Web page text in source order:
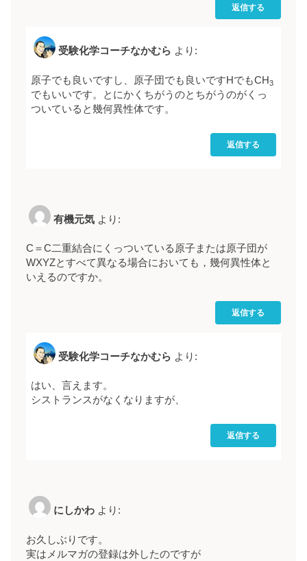
返信する
受験化学コーチなかむら より:
原子でも良いですし、原子団でも良いですHでもCH3
でもいいです。とにかくちがうのとちがうのがくっ
ついていると幾何異性体です。
返信する
有機元気 より:
C＝C二重結合にくっついている原子または原子団が
WXYZとすべて異なる場合においても，幾何異性体と
いえるのですか。
返信する
受験化学コーチなかむら より:
はい、言えます。
シストランスがなくなりますが、
返信する
にしかわ より:
お久しぶりです。
実はメルマガの登録は外したのですが